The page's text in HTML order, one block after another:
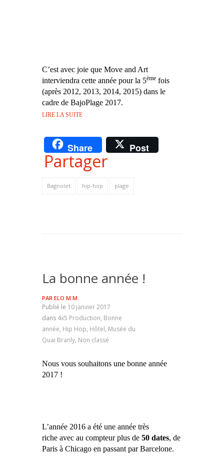
C’est avec joie que Move and Art
interviendra cette année pour la 5ème fois
(après 2012, 2013, 2014, 2015) dans le
cadre de BajoPlage 2017.
LIRE LA SUITE
Share Post
Partager
Bagnolet hip-hop plage
La bonne année !
PAR ELO M.M.
Publié le 10 janvier 2017
dans 4x5 Production, Bonne
année, Hip Hop, Hôtel, Musée du
Quai Branly, Non classé
Nous vous souhaitons une bonne année
2017 !
L’année 2016 a été une année très
riche avec au compteur plus de 50 dates, de
Paris à Chicago en passant par Barcelone.